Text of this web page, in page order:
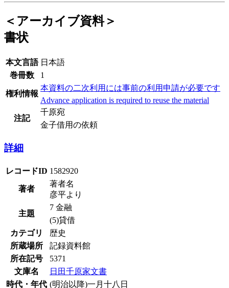
＜アーカイブ資料＞
書状
本文言語 日本語
巻冊数
1
権利情報
本資料の二次利用には事前の利用申請が必要です
Advance application is required to reuse the material
注記
千原宛
金子借用の依頼
詳細
レコードID 1582920
著者
著者名
彦平より
主題
7 金融
(5)貸借
カテゴリ
歴史
所蔵場所
記録資料館
所在記号
5371
文庫名
日田千原家文書
時代・年代 (明治以降)一月十八日